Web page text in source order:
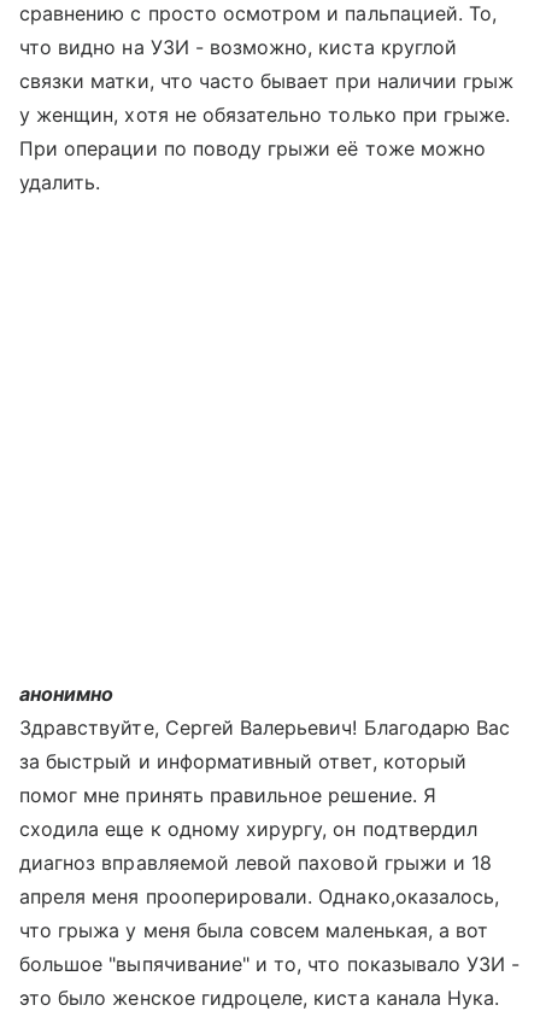
сравнению с просто осмотром и пальпацией. То,
что видно на УЗИ - возможно, киста круглой
связки матки, что часто бывает при наличии грыж
у женщин, хотя не обязательно только при грыже.
При операции по поводу грыжи её тоже можно
удалить.
анонимно
Здравствуйте, Сергей Валерьевич! Благодарю Вас
за быстрый и информативный ответ, который
помог мне принять правильное решение. Я
сходила еще к одному хирургу, он подтвердил
диагноз вправляемой левой паховой грыжи и 18
апреля меня прооперировали. Однако,оказалось,
что грыжа у меня была совсем маленькая, а вот
большое "выпячивание" и то, что показывало УЗИ -
это было женское гидроцеле, киста канала Нука.